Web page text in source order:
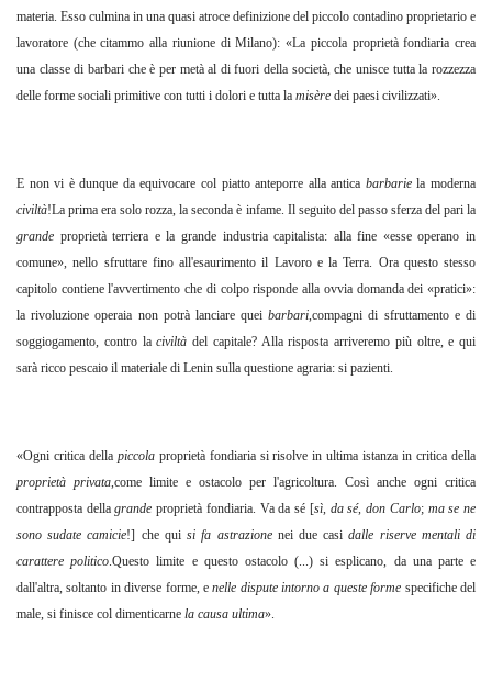
materia. Esso culmina in una quasi atroce definizione del piccolo contadino proprietario e
lavoratore (che citammo alla riunione di Milano): «La piccola proprietà fondiaria crea
una classe di barbari che è per metà al di fuori della società, che unisce tutta la rozzezza
delle forme sociali primitive con tutti i dolori e tutta la misère dei paesi civilizzati».
E non vi è dunque da equivocare col piatto anteporre alla antica barbariela moderna
civiltà!La prima era solo rozza, la seconda è infame. Il seguito del passo sferza del pari la
grande proprietà terriera e la grande industria capitalista: alla fine «esse operano in
comune», nello sfruttare fino all'esaurimento il Lavoro e la Terra. Ora questo stesso
capitolo contiene l'avvertimento che di colpo risponde alla ovvia domanda dei «pratici»:
la rivoluzione operaia non potrà lanciare queibarbari,compagni di sfruttamento e di
soggiogamento, contro laciviltà del capitale? Alla risposta arriveremo più oltre, e qui
sarà ricco pescaio il materiale di Lenin sulla questione agraria: si pazienti.
«Ogni critica della piccola proprietà fondiaria si risolve in ultima istanza in critica della
proprietà privata,come limite e ostacolo per l'agricoltura. Così anche ogni critica
contrapposta dellagrandeproprietà fondiaria. Va da sé [sì, da sé, don Carlo;ma se ne
sono sudate camicie!] che quisi fa astrazione nei due casidalle riserve mentali di
carattere politico.Questo limite e questo ostacolo (...) si esplicano, da una parte e
dall'altra, soltanto in diverse forme, enelle dispute intorno a queste forme specifiche del
male, si finisce col dimenticarne la causa ultima».